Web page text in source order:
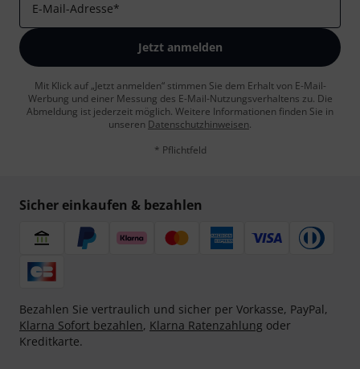
E-Mail-Adresse*
Jetzt anmelden
Mit Klick auf „Jetzt anmelden“ stimmen Sie dem Erhalt von E-Mail-
Werbung und einer Messung des E-Mail-Nutzungsverhaltens zu. Die
Abmeldung ist jederzeit möglich. Weitere Informationen finden Sie in
unseren Datenschutzhinweisen.
* Pflichtfeld
Sicher einkaufen & bezahlen
Bezahlen Sie vertraulich und sicher per Vorkasse, PayPal,
Klarna Sofort bezahlen, Klarna Ratenzahlung oder
Kreditkarte.